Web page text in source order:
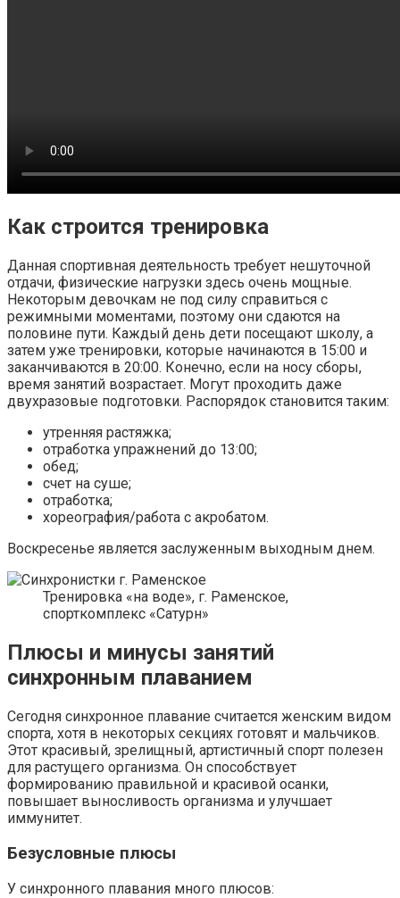
Как строится тренировка
Данная спортивная деятельность требует нешуточной
отдачи, физические нагрузки здесь очень мощные.
Некоторым девочкам не под силу справиться с
режимными моментами, поэтому они сдаются на
половине пути. Каждый день дети посещают школу, а
затем уже тренировки, которые начинаются в 15:00 и
заканчиваются в 20:00. Конечно, если на носу сборы,
время занятий возрастает. Могут проходить даже
двухразовые подготовки. Распорядок становится таким:
утренняя растяжка;
отработка упражнений до 13:00;
обед;
счет на суше;
отработка;
хореография/работа с акробатом.
Воскресенье является заслуженным выходным днем.
Тренировка «на воде», г. Раменское,
спорткомплекс «Сатурн»
Плюсы и минусы занятий
синхронным плаванием
Сегодня синхронное плавание считается женским видом
спорта, хотя в некоторых секциях готовят и мальчиков.
Этот красивый, зрелищный, артистичный спорт полезен
для растущего организма. Он способствует
формированию правильной и красивой осанки,
повышает выносливость организма и улучшает
иммунитет.
Безусловные плюсы
У синхронного плавания много плюсов: